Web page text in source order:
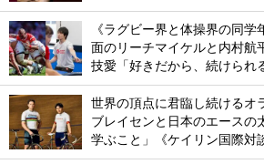
《ラグビー界と体操界の同
面のリーチマイケルと内村航
技愛「好きだから、続けられ
世界の頂点に君臨し続けるオ
ブレイセンと日本のエースの
学ぶこと」《ケイリン国際対